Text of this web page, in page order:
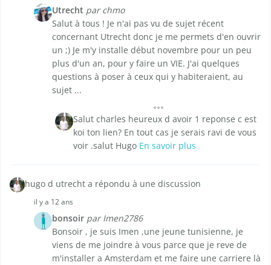
Utrecht par chmo
Salut à tous ! Je n'ai pas vu de sujet récent
concernant Utrecht donc je me permets d'en ouvrir
un ;) Je m'y installe début novembre pour un peu
plus d'un an, pour y faire un VIE. J'ai quelques
questions à poser à ceux qui y habiteraient, au
sujet ...
Salut charles heureux d avoir 1 reponse c est
koi ton lien? En tout cas je serais ravi de vous
voir .salut Hugo En savoir plus
hugo d utrecht a répondu à une discussion
il y a 12 ans
bonsoir par Imen2786
Bonsoir , je suis Imen ,une jeune tunisienne, je
viens de me joindre à vous parce que je reve de
m'installer a Amsterdam et me faire une carriere là